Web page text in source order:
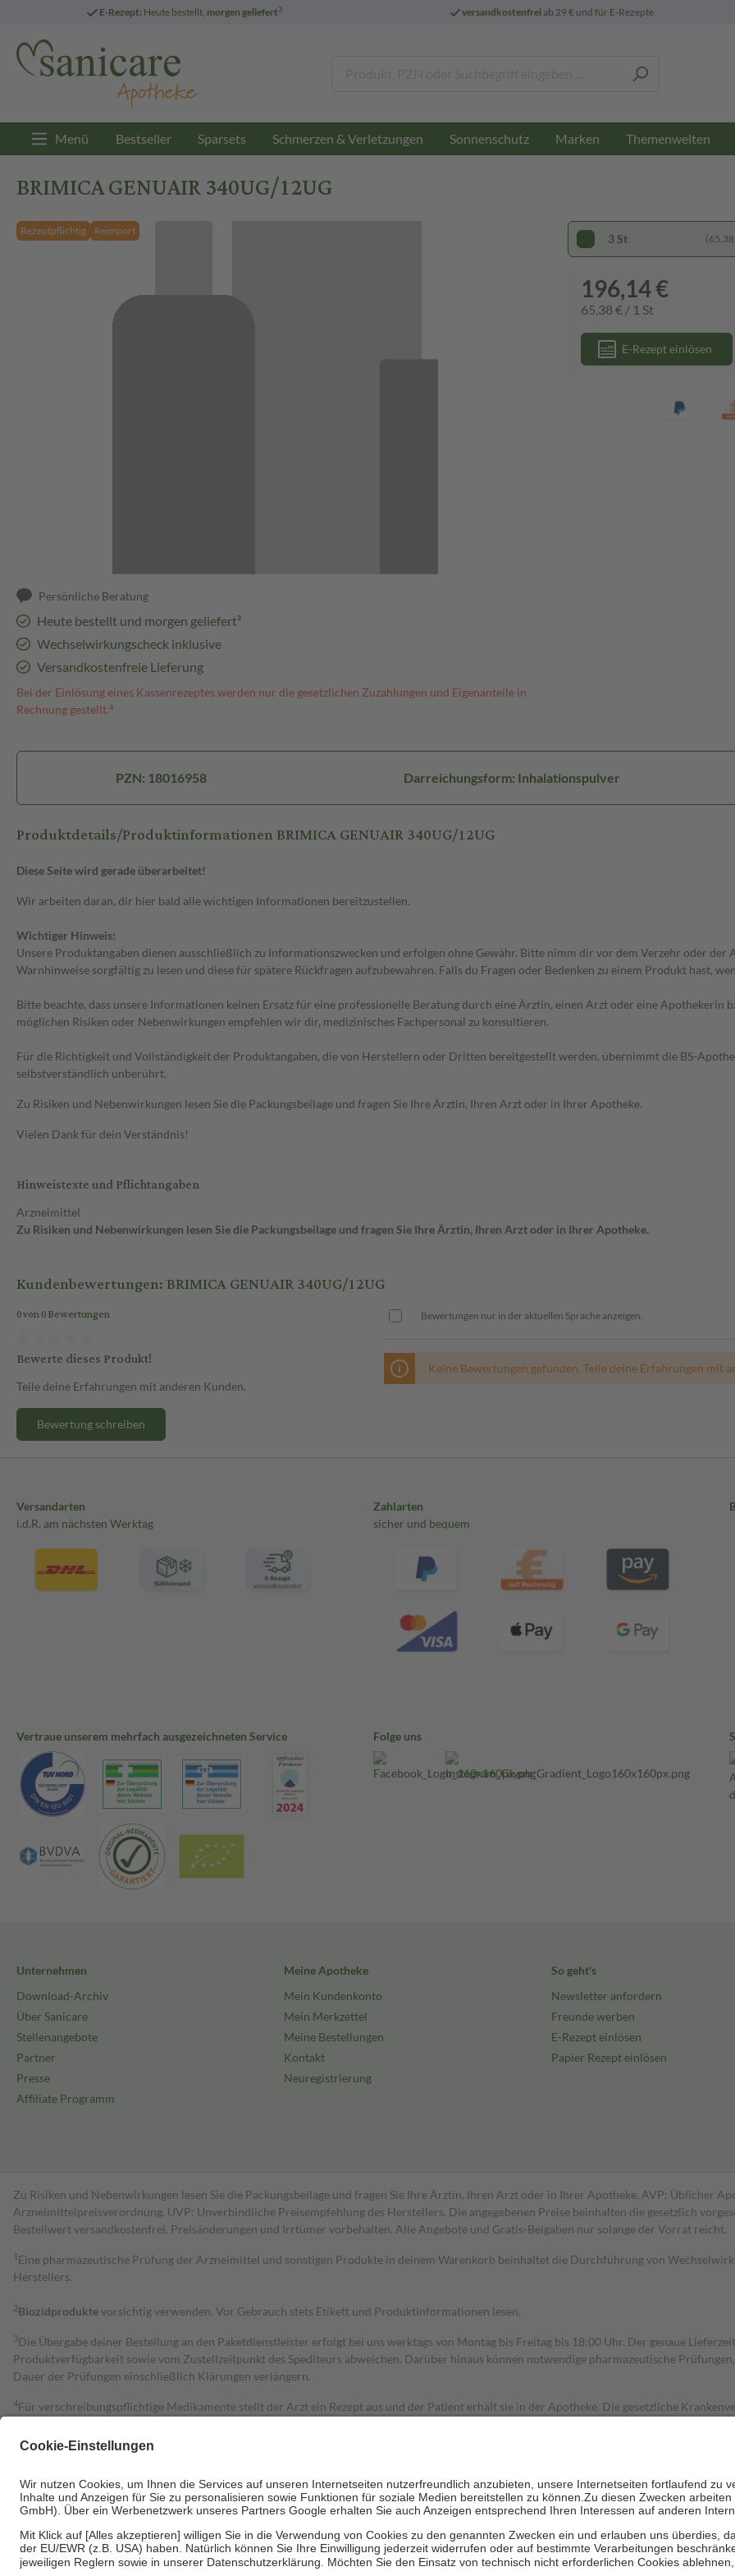
E-Rezept: Heute bestellt, morgen geliefert3 versandkostenfreiab 29 € und für E-Rezepte
Menü Bestseller Sparsets Schmerzen & Verletzungen Sonnenschutz Marken Themenwelten
BRIMICA GENUAIR 340UG/12UG
Rezeptpflichtig Reimport
Persönliche Beratung
Heute bestellt und morgen geliefert³
Wechselwirkungscheck inklusive
Versandkostenfreie Lieferung
Bei der Einlösung eines Kassenrezeptes werden nur die gesetzlichen Zuzahlungen und Eigenanteile in
Rechnung gestellt.⁴
3 St (65,38
196,14 €
65,38 € / 1 St
E-Rezept einlösen
PZN: 18016958 Darreichungsform: Inhalationspulver
Produktdetails/Produktinformationen BRIMICA GENUAIR 340UG/12UG
Diese Seite wird gerade überarbeitet!
Wir arbeiten daran, dir hier bald alle wichtigen Informationen bereitzustellen.
Wichtiger Hinweis:
Unsere Produktangaben dienen ausschließlich zu Informationszwecken und erfolgen ohne Gewähr. Bitte nimm dir vor dem Verzehr oder
Warnhinweise sorgfältig zu lesen und diese für spätere Rückfragen aufzubewahren. Falls du Fragen oder Bedenken zu einem Produkt hast,
Bitte beachte, dass unsere Informationen keinen Ersatz für eine professionelle Beratung durch eine Ärztin, einen Arzt oder eine Apothekerin
möglichen Risiken oder Nebenwirkungen empfehlen wir dir, medizinisches Fachpersonal zu konsultieren.
Für die Richtigkeit und Vollständigkeit der Produktangaben, die von Herstellern oder Dritten bereitgestellt werden, übernimmt die BS-
selbstverständlich unberührt.
Zu Risiken und Nebenwirkungen lesen Sie die Packungsbeilage und fragen Sie Ihre Ärztin, Ihren Arzt oder in Ihrer Apotheke.
Vielen Dank für dein Verständnis!
Hinweistexte und Pflichtangaben
Arzneimittel
Zu Risiken und Nebenwirkungen lesen Sie die Packungsbeilage und fragen Sie Ihre Ärztin, Ihren Arzt oder in Ihrer Apotheke.
Kundenbewertungen: BRIMICA GENUAIR 340UG/12UG
0 von 0 Bewertungen
Bewerte dieses Produkt!
Teile deine Erfahrungen mit anderen Kunden.
Bewertung schreiben
Bewertungen nur in der aktuellen Sprache anzeigen.
Keine Bewertungen gefunden. Teile deine Erfahrungen mit
Versandarten
i.d.R. am nächsten Werktag
Zahlarten
sicher und bequem
Vertraue unserem mehrfach ausgezeichneten Service Folge uns
Unternehmen
Download-Archiv
Über Sanicare
Stellenangebote
Partner
Presse
Affiliate Programm
Meine Apotheke
Mein Kundenkonto
Mein Merkzettel
Meine Bestellungen
Kontakt
Neuregistrierung
So geht's
Newsletter anfordern
Freunde werben
E-Rezept einlösen
Papier Rezept einlösen
Zu Risiken und Nebenwirkungen lesen Sie die Packungsbeilage und fragen Sie Ihre Ärztin, Ihren Arzt oder in Ihrer Apotheke. AVP: Üblicher
Arzneimittelpreisverordnung. UVP: Unverbindliche Preisempfehlung des Herstellers. Die angegebenen Preise beinhalten die gesetzlich
Bestell­wert versand­kosten­frei. Preisänderungen und Irrtümer vorbehalten. Alle Angebote und Gratis-Beigaben nur solange der Vorrat reicht.
1 Eine pharmazeutische Prüfung der Arzneimittel und sonstigen Produkte in deinem Warenkorb beinhaltet die Durchführung von
Herstellers.
2Biozidproduktevorsichtig verwenden. Vor Gebrauch stets Etikett und Produktinformationen lesen.
3Die Übergabe deiner Bestellung an den Paketdienstleister erfolgt bei uns werktags von Montag bis Freitag bis 18:00 Uhr. Der genaue
Produktverfügbarkeit sowie vom Zustellzeitpunkt des Spediteurs abweichen. Darüber hinaus können notwendige pharmazeutische
Dauer der Prüfungen einschließlich Klärungen verlängern.
4Für verschreibungspflichtige Medikamente stellt der Arzt ein Rezept aus und der Patient erhält sie in der Apotheke. Die gesetzliche
Grundsätzlich leisten Mitglieder Zuzahlungen in Höhe von zehn Prozent des Abgabepreises,
Bei Heilmitteln und häuslicher Krankenpflege beträgt die Zuzahlung zehn Prozent der Kosten sowie zehn Euro je Verordnung.
Um das Engagement der Versicherten für ihre eigene Gesundheit zu stärken und die besondere Stellung der Familie zu unterstützen, fallen
• Untersuchungen zur Vorsorge und Früherkennung, die von der GKV getragen werden
• empfohlenen Schutzimpfungen